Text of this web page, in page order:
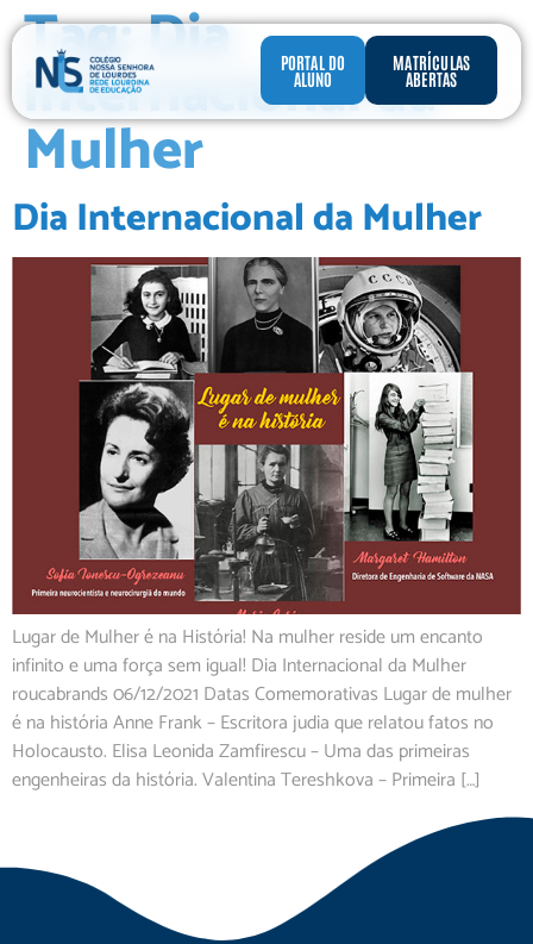
PORTAL DO
ALUNO
MATRÍCULAS
ABERTAS
Tag:Dia
internacional da
Mulher
Dia Internacional da Mulher
Lugar de Mulher é na História! Na mulher reside um encanto
infinito e uma força sem igual! Dia Internacional da Mulher
roucabrands 06/12/2021 Datas Comemorativas Lugar de mulher
é na história Anne Frank – Escritora judia que relatou fatos no
Holocausto. Elisa Leonida Zamfirescu – Uma das primeiras
engenheiras da história. Valentina Tereshkova – Primeira […]